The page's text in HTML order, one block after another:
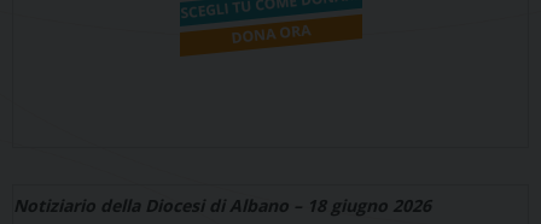
Notiziario della Diocesi di Albano – 18 giugno 2026